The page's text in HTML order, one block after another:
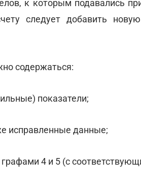
к которым подавались
следует добавить
содержаться:
показатели;
исправленные данные;
4 и 5 (с